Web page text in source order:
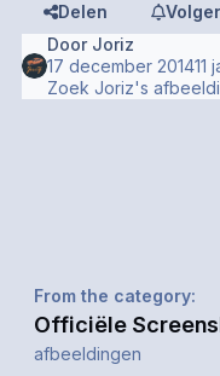
Delen
Door Joriz
17 december 201411
Zoek Joriz's
From the category:
Officiële
afbeeldingen